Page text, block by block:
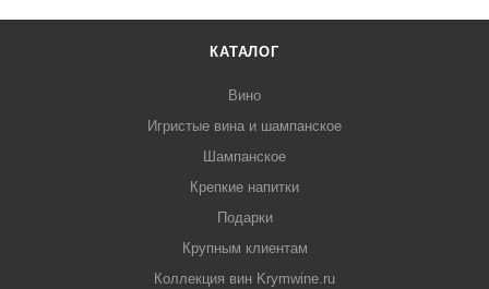
КАТАЛОГ
Вино
Игристые вина и шампанское
Шампанское
Крепкие напитки
Подарки
Крупным клиентам
Коллекция вин Krymwine.ru